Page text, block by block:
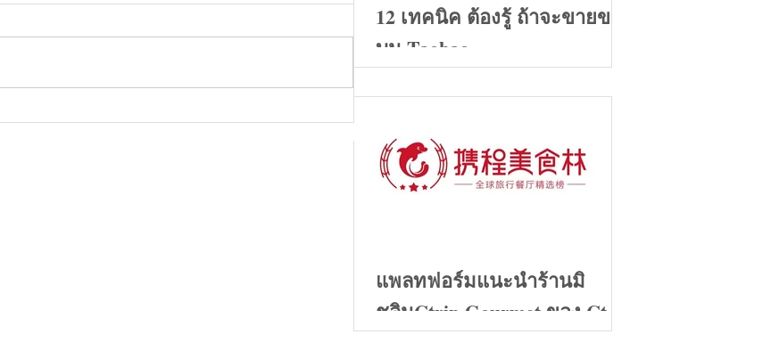
12 เทคนิค ต้องรู้ ถ้าจะขายของ
บน Taobao
แพลทฟอร์มแนะนำร้านมิ
ชลินCtrip Gourmet ของ Ctrip